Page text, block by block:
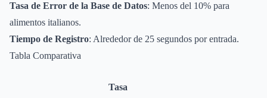
Tasa de Error de la Base de Datos: Menos del 10% para
alimentos italianos.
Tiempo de Registro: Alrededor de 25 segundos por entrada.
Tabla Comparativa
Tasa